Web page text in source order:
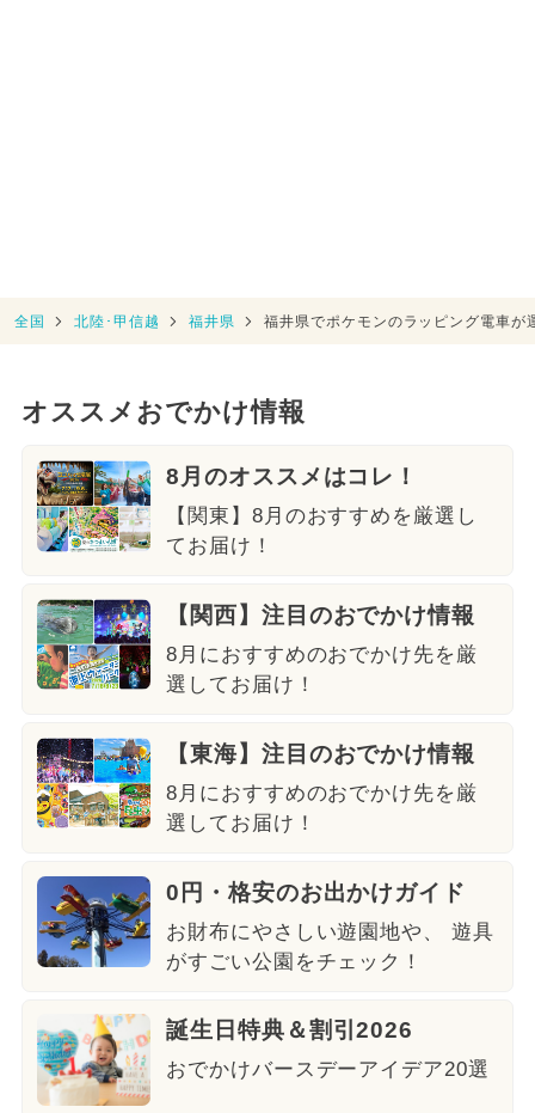
全国 北陸･甲信越 福井県 福井県でポケモンのラッピング電車
オススメおでかけ情報
8月のオススメはコレ！
【関東】8月のおすすめを厳選し
てお届け！
【関西】注目のおでかけ情報
8月におすすめのおでかけ先を厳
選してお届け！
【東海】注目のおでかけ情報
8月におすすめのおでかけ先を厳
選してお届け！
0円・格安のお出かけガイド
お財布にやさしい遊園地や、 遊具
がすごい公園をチェック！
誕生日特典＆割引2026
おでかけバースデーアイデア20選